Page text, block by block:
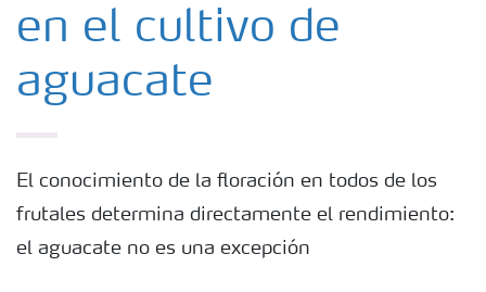
Herramientas y servicios
Almacenaje y uso de fertilizantes
en el cultivo de
aguacate
El conocimiento de la floración en todos de los
frutales determina directamente el rendimiento:
el aguacate no es una excepción